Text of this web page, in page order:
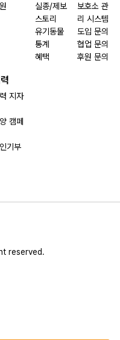
실종/제보
스토리
유기동물
통계
혜택
보호소 관
리 시스템
도입 문의
협업 문의
후원 문의
지자
캠페
기부
reserved.